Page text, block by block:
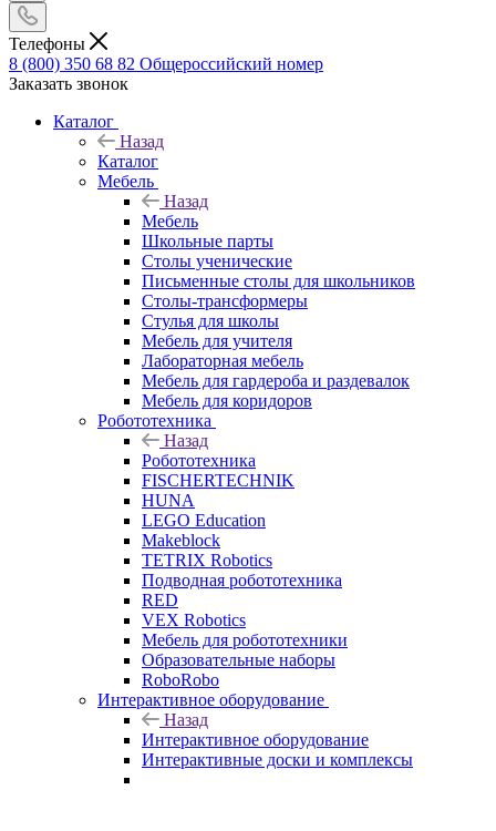
Телефоны
8 (800) 350 68 82 Общероссийский номер
Заказать звонок
Каталог
Назад
Каталог
Мебель
Назад
Мебель
Школьные парты
Столы ученические
Письменные столы для школьников
Столы-трансформеры
Стулья для школы
Мебель для учителя
Лабораторная мебель
Мебель для гардероба и раздевалок
Мебель для коридоров
Робототехника
Назад
Робототехника
FISCHERTECHNIK
HUNA
LEGO Education
Makeblock
TETRIX Robotics
Подводная робототехника
RED
VEX Robotics
Мебель для робототехники
Образовательные наборы
RoboRobo
Интерактивное оборудование
Назад
Интерактивное оборудование
Интерактивные доски и комплексы